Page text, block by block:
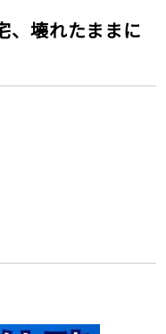
、壊れたままに